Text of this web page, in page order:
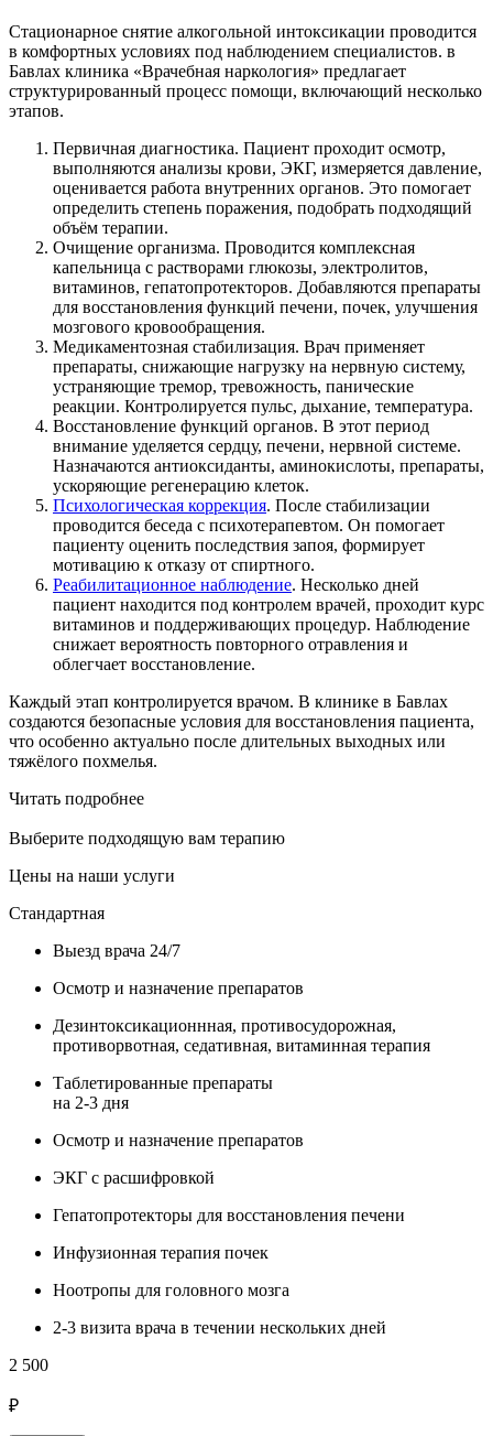
Стационарное снятие алкогольной интоксикации проводится
в комфортных условиях под наблюдением специалистов. в
Бавлах клиника «Врачебная наркология» предлагает
структурированный процесс помощи, включающий несколько
этапов.
Первичная диагностика. Пациент проходит осмотр,
выполняются анализы крови, ЭКГ, измеряется давление,
оценивается работа внутренних органов. Это помогает
определить степень поражения, подобрать подходящий
объём терапии.
Очищение организма. Проводится комплексная
капельница с растворами глюкозы, электролитов,
витаминов, гепатопротекторов. Добавляются препараты
для восстановления функций печени, почек, улучшения
мозгового кровообращения.
Медикаментозная стабилизация. Врач применяет
препараты, снижающие нагрузку на нервную систему,
устраняющие тремор, тревожность, панические
реакции. Контролируется пульс, дыхание, температура.
Восстановление функций органов. В этот период
внимание уделяется сердцу, печени, нервной системе.
Назначаются антиоксиданты, аминокислоты, препараты,
ускоряющие регенерацию клеток.
Психологическая коррекция. После стабилизации
проводится беседа с психотерапевтом. Он помогает
пациенту оценить последствия запоя, формирует
мотивацию к отказу от спиртного.
Реабилитационное наблюдение. Несколько дней
пациент находится под контролем врачей, проходит курс
витаминов и поддерживающих процедур. Наблюдение
снижает вероятность повторного отравления и
облегчает восстановление.
Каждый этап контролируется врачом. В клинике в Бавлах
создаются безопасные условия для восстановления пациента,
что особенно актуально после длительных выходных или
тяжёлого похмелья.
Читать подробнее
Выберите подходящую вам терапию
Цены на наши услуги
Стандартная
Выезд врача 24/7
Осмотр и назначение препаратов
Дезинтоксикационнная, противосудорожная,
противорвотная, седативная, витаминная терапия
Таблетированные препараты
на 2-3 дня
Осмотр и назначение препаратов
ЭКГ с расшифровкой
Гепатопротекторы для восстановления печени
Инфузионная терапия почек
Ноотропы для головного мозга
2-3 визита врача в течении нескольких дней
2 500
₽